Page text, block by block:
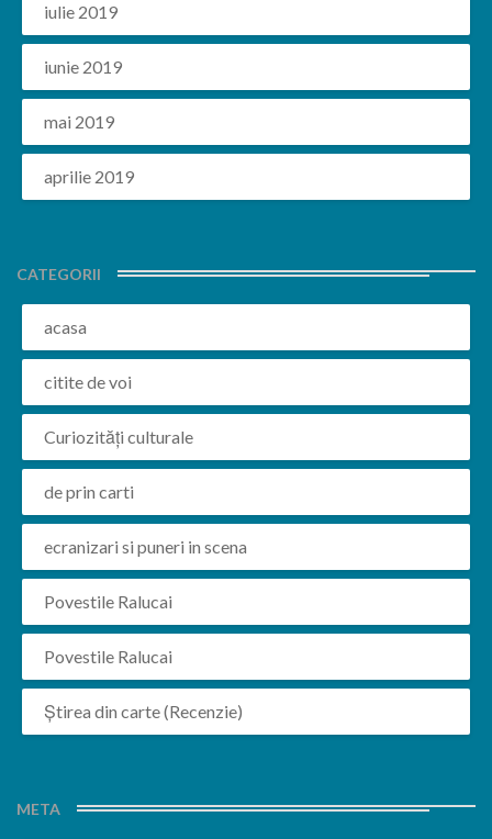
iulie 2019
iunie 2019
mai 2019
aprilie 2019
CATEGORII
acasa
citite de voi
Curiozități culturale
de prin carti
ecranizari si puneri in scena
Povestile Ralucai
Povestile Ralucai
Știrea din carte (Recenzie)
META